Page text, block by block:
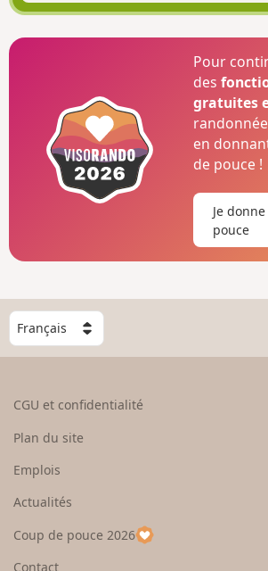
Pour
des
gratuites
en
de pouce !
Je
pouce
C
o
e
u
p
a
CGU et confidentialité
Plan du site
Emplois
Actualités
Coup de pouce 2026
Contact